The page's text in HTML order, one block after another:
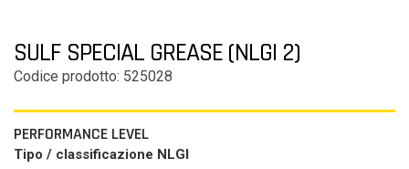
SULF SPECIAL GREASE (NLGI 2)
Codice prodotto: 525028
PERFORMANCE LEVEL
Tipo / classificazione NLGI